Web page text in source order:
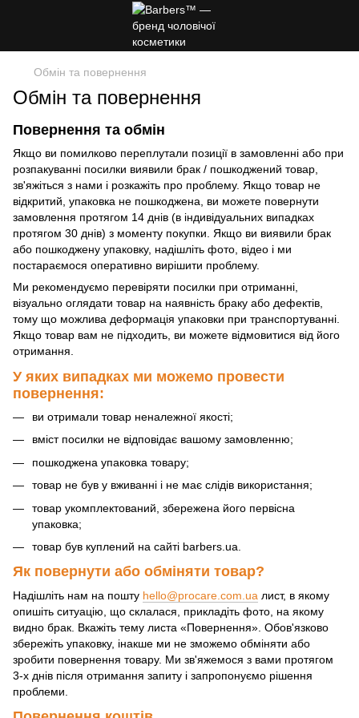
Обмін та повернення
Обмін та повернення
Повернення та обмін
Якщо ви помилково переплутали позиції в замовленні або при
розпакуванні посилки виявили брак / пошкоджений товар,
зв'яжіться з нами і розкажіть про проблему. Якщо товар не
відкритий, упаковка не пошкоджена, ви можете повернути
замовлення протягом 14 днів (в індивідуальних випадках
протягом 30 днів) з моменту покупки. Якщо ви виявили брак
або пошкоджену упаковку, надішліть фото, відео і ми
постараємося оперативно вирішити проблему.
Ми рекомендуємо перевіряти посилки при отриманні,
візуально оглядати товар на наявність браку або дефектів,
тому що можлива деформація упаковки при транспортуванні.
Якщо товар вам не підходить, ви можете відмовитися від його
отримання.
У яких випадках ми можемо провести
повернення:
ви отримали товар неналежної якості;
вміст посилки не відповідає вашому замовленню;
пошкоджена упаковка товару;
товар не був у вживанні і не має слідів використання;
товар укомплектований, збережена його первісна
упаковка;
товар був куплений на сайті barbers.ua.
Як повернути або обміняти товар?
Надішліть нам на пошту hello@procare.com.ua лист, в якому
опишіть ситуацію, що склалася, прикладіть фото, на якому
видно брак. Вкажіть тему листа «Повернення». Обов'язково
збережіть упаковку, інакше ми не зможемо обміняти або
зробити повернення товару. Ми зв'яжемося з вами протягом
3-х днів після отримання запиту і запропонуємо рішення
проблеми.